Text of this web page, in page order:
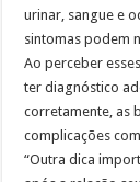
urinar, sangue e
sintomas podem
Ao perceber
ter diagnóstico
corretamente, as
complicações
“Outra dica